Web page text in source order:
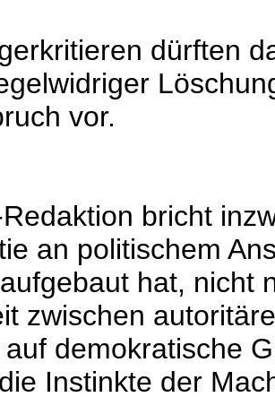
dürften
vor.
bricht
an politischem
hat, nicht
zwischen
demokratische
Instinkte der